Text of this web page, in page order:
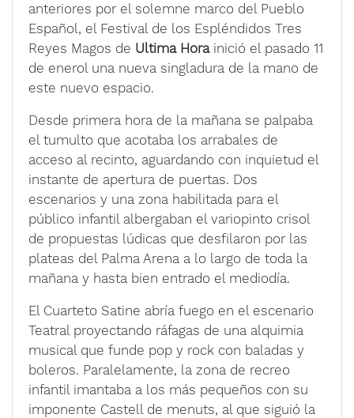
anteriores por el solemne marco del Pueblo
Español, el Festival de los Espléndidos Tres
Reyes Magos de Ultima Horainició el pasado 11
de enerol una nueva singladura de la mano de
este nuevo espacio.
Desde primera hora de la mañana se palpaba
el tumulto que acotaba los arrabales de
acceso al recinto, aguardando con inquietud el
instante de apertura de puertas. Dos
escenarios y una zona habilitada para el
público infantil albergaban el variopinto crisol
de propuestas lúdicas que desfilaron por las
plateas del Palma Arena a lo largo de toda la
mañana y hasta bien entrado el mediodía.
El Cuarteto Satine abría fuego en el escenario
Teatral proyectando ráfagas de una alquimia
musical que funde pop y rock con baladas y
boleros. Paralelamente, la zona de recreo
infantil imantaba a los más pequeños con su
imponente Castell de menuts, al que siguió la